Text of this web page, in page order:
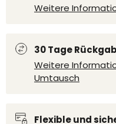
Weitere
30 Tage
Weitere
Umtausch
Flexible und